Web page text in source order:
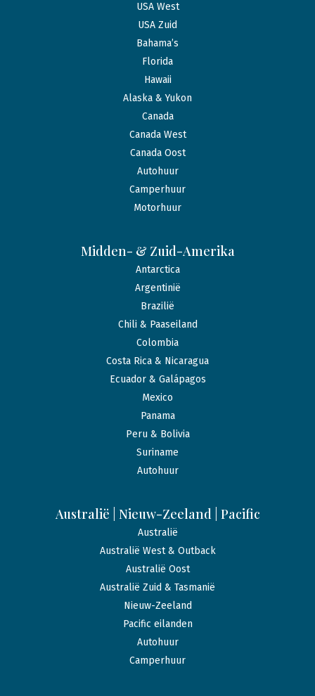
USA West
USA Zuid
Bahama’s
Florida
Hawaii
Alaska & Yukon
Canada
Canada West
Canada Oost
Autohuur
Camperhuur
Motorhuur
Midden- & Zuid-Amerika
Antarctica
Argentinië
Brazilië
Chili & Paaseiland
Colombia
Costa Rica & Nicaragua
Ecuador & Galápagos
Mexico
Panama
Peru & Bolivia
Suriname
Autohuur
Australië | Nieuw-Zeeland | Pacific
Australië
Australië West & Outback
Australië Oost
Australië Zuid & Tasmanië
Nieuw-Zeeland
Pacific eilanden
Autohuur
Camperhuur